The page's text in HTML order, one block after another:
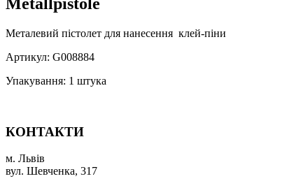
Металевий пістолет для нанесення клей-піни
Артикул: G008884
Упакування: 1 штука
КОНТАКТИ
м. Львів
вул. Шевченка, 317